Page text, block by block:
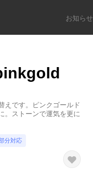
お知らせ
えです。ピンクゴールド
。ストーンで運気を更に
分対応